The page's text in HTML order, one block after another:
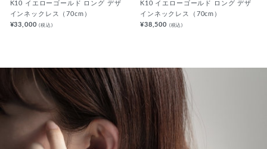
K10 イエローゴールド ロング デザ
インネックレス（70cm）
¥33,000(税込)
K10 イエローゴールド ロング デザ
インネックレス（70cm）
¥38,500 (税込)